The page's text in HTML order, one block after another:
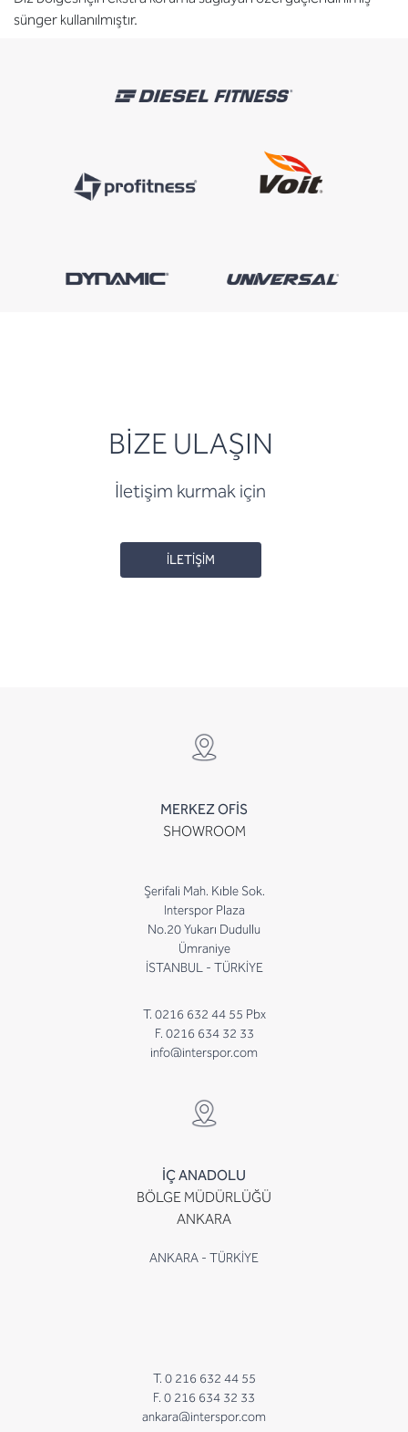
sünger kullanılmıştır.
BİZE ULAŞIN
İletişim kurmak için
İLETİŞİM
MERKEZ OFİS
SHOWROOM
Şerifali Mah. Kıble Sok.
Interspor Plaza
No.20 Yukarı Dudullu
Ümraniye
İSTANBUL - TÜRKİYE
T. 0216 632 44 55 Pbx
F. 0216 634 32 33
info@interspor.com
İÇ ANADOLU
BÖLGE MÜDÜRLÜĞÜ
ANKARA
ANKARA - TÜRKİYE
T. 0 216 632 44 55
F. 0 216 634 32 33
ankara@interspor.com